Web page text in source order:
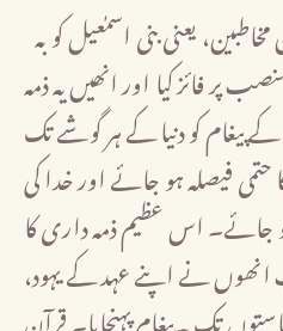
قرآن مجید نے اپنے اولین مخاطبین، یعنی بنی اسمٰعیل کو بہ
پر فائز کیا اور انھیں یہ ذمہ
پیغام کو دنیا کے ہر گوشے تک
حتمی فیصلہ ہو جائے اور خدا کی
جائے۔ اس عظیم ذمہ داری کا
انھوں نے اپنے عہد کے یہود،
تک یہ پیغام پہنچایا۔ قرآن